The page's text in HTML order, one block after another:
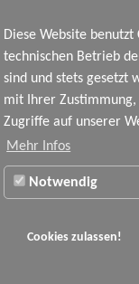
Diese Website
technischen Betrieb
sind und stets gesetzt
mit Ihrer Zustimmung,
Zugriffe auf unserer
Mehr Infos
Notwendig
Cookies zulassen!